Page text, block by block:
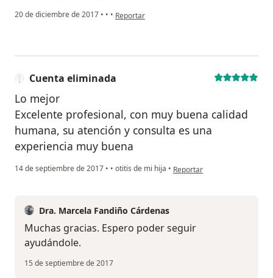
20 de diciembre de 2017 • • • en opinión del usuario paciente
Reportar
Cuenta eliminada
Lo mejor
Excelente profesional, con muy buena calidad
humana, su atención y consulta es una
experiencia muy buena
14 de septiembre de 2017 • • otitis de mi hija • en opinión del usuario
Reportar
Dra. Marcela Fandiño Cárdenas
Muchas gracias. Espero poder seguir
ayudándole.
15 de septiembre de 2017